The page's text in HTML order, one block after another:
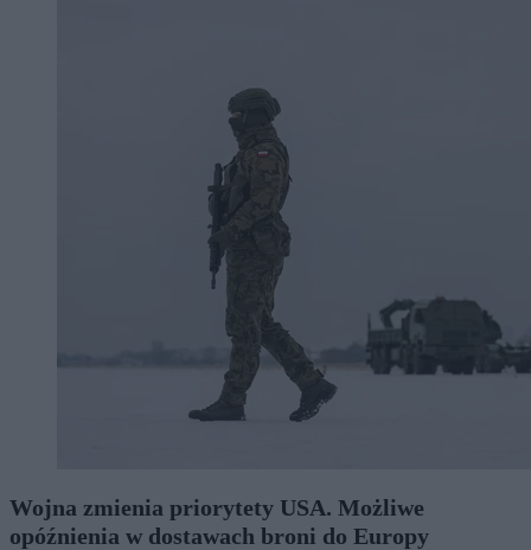
Wojna zmienia priorytety USA. Możliwe
opóźnienia w dostawach broni do Europy